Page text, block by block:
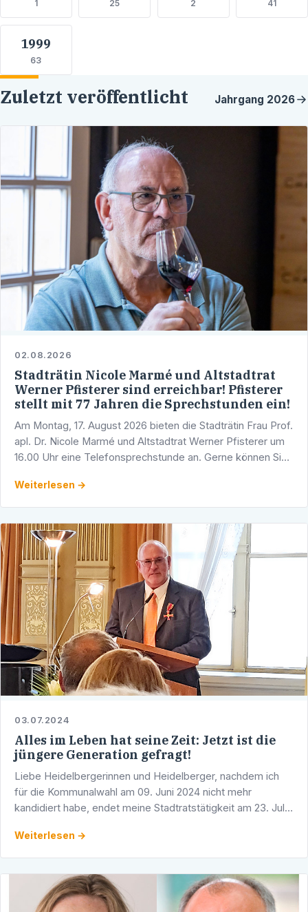
1 25 2 41
1999
63
Zuletzt veröffentlicht Jahrgang 2026
02.08.2026
Stadträtin Nicole Marmé und Altstadtrat
Werner Pfisterer sind erreichbar! Pfisterer
stellt mit 77 Jahren die Sprechstunden ein!
Am Montag, 17. August 2026 bieten die Stadträtin Frau Prof.
apl. Dr. Nicole Marmé und Altstadtrat Werner Pfisterer um
16.00 Uhr eine Telefonsprechstunde an. Gerne können Sie
Weiterlesen →
03.07.2024
Alles im Leben hat seine Zeit: Jetzt ist die
jüngere Generation gefragt!
Liebe Heidelbergerinnen und Heidelberger, nachdem ich
für die Kommunalwahl am 09. Juni 2024 nicht mehr
kandidiert habe, endet meine Stadtratstätigkeit am 23. Juli
Weiterlesen →